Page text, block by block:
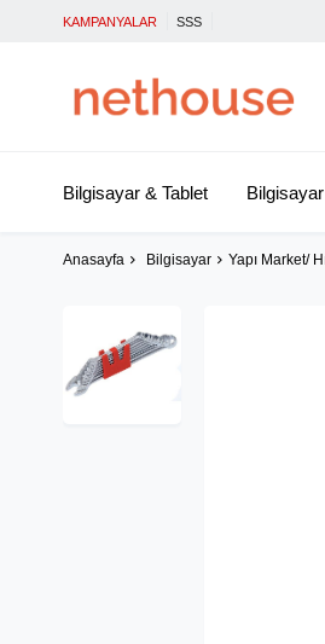
KAMPANYALAR SSS
Bilgisayar & Tablet
Anasayfa Bilgisayar Yapı Market/